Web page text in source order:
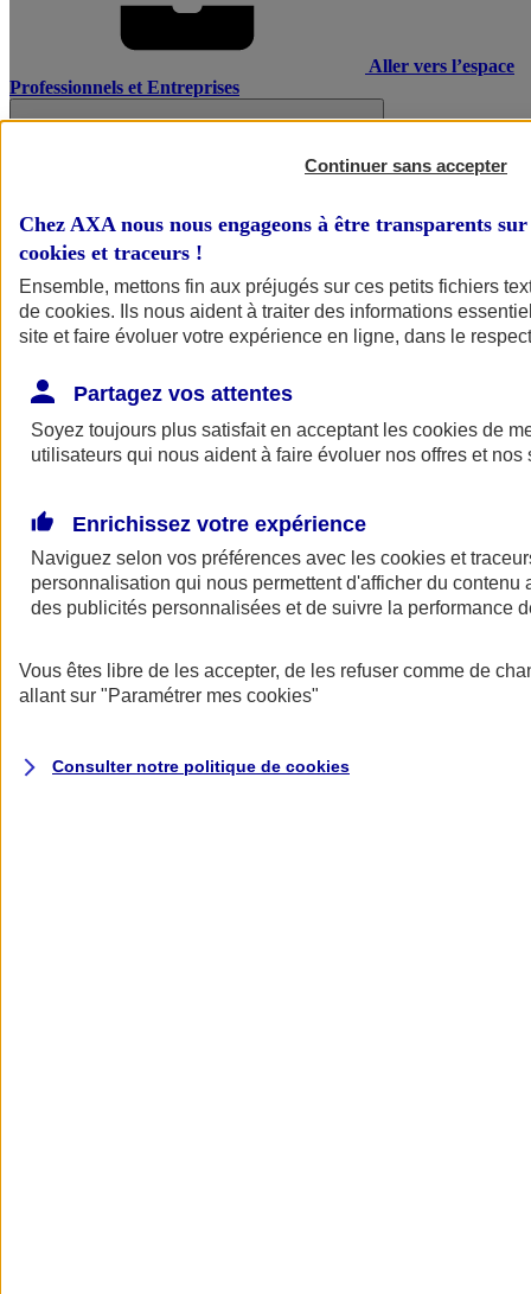
Aller vers l’espace
Professionnels et Entreprises
AXA Assurance
Continuer sans accepter
Chez AXA nous nous engageons à être transparents
cookies et traceurs !
Ensemble, mettons fin aux préjugés sur ces petits fichiers
de cookies. Ils nous aident à traiter des informations
site et faire évoluer votre expérience en ligne, dans le
Partagez vos attentes
Soyez toujours plus satisfait en acceptant les cookies de
utilisateurs qui nous aident à faire évoluer nos offres et nos
Enrichissez votre expérience
Naviguez selon vos préférences avec les cookies et
personnalisation qui nous permettent d'afficher du contenu
des publicités personnalisées et de suivre la performance
Vous êtes libre de les accepter, de les refuser comme de
allant sur "Paramétrer mes cookies"
Consulter notre politique de cookies